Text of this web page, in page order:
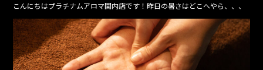
こんにちはプラチナムアロマ関内店です！昨日の暑さはどこへやら、、、